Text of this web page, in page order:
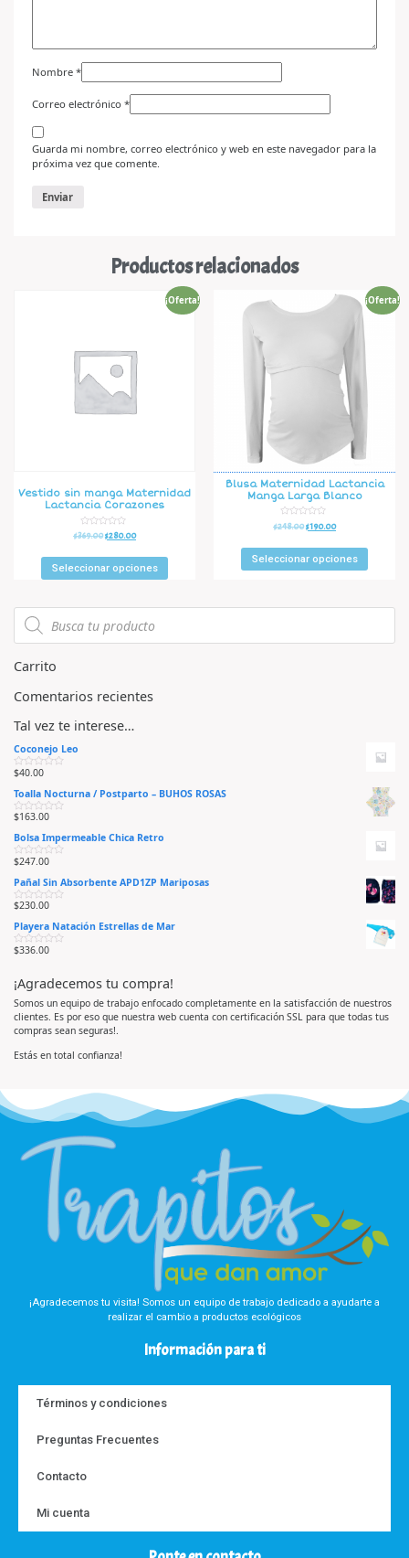
Nombre *
Correo electrónico *
Guarda mi nombre, correo electrónico y web en este navegador para la
próxima vez que comente.
Productos relacionados
¡Oferta!
Vestido sin manga Maternidad
Lactancia Corazones
V
a
o
r
a
d
n
d
e
$369.00$280.00
Seleccionar opciones
¡Oferta!
Blusa Maternidad Lactancia
Manga Larga Blanco
V
a
o
r
a
d
0
$248.00$190.00
Seleccionar opciones
Carrito
Comentarios recientes
Tal vez te interese…
Coconejo Leo
V
l
o
r
a
o
e
n
0
e
5
$40.00
Toalla Nocturna / Postparto – BUHOS ROSAS
V
l
o
r
a
o
e
n
0
e
5
$163.00
Bolsa Impermeable Chica Retro
V
l
o
r
a
o
e
n
0
5
$247.00
Pañal Sin Absorbente APD1ZP Mariposas
V
l
o
r
a
e
n
0
d
e
5
$230.00
Playera Natación Estrellas de Mar
V
o
r
a
d
o
n
d
e
$336.00
¡Agradecemos tu compra!
Somos un equipo de trabajo enfocado completamente en la satisfacción de nuestros
clientes. Es por eso que nuestra web cuenta con certificación SSL para que todas tus
compras sean seguras!.
Estás en total confianza!
¡Agradecemos tu visita! Somos un equipo de trabajo dedicado a ayudarte a
realizar el cambio a productos ecológicos
Información para ti
Términos y condiciones
Preguntas Frecuentes
Contacto
Mi cuenta